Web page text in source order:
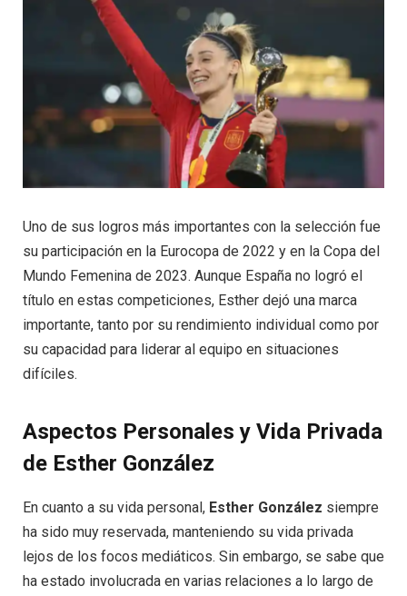
Uno de sus logros más importantes con la selección fue
su participación en la Eurocopa de 2022 y en la Copa del
Mundo Femenina de 2023. Aunque España no logró el
título en estas competiciones, Esther dejó una marca
importante, tanto por su rendimiento individual como por
su capacidad para liderar al equipo en situaciones
difíciles.
Aspectos Personales y Vida Privada
de Esther González
En cuanto a su vida personal, Esther González siempre
ha sido muy reservada, manteniendo su vida privada
lejos de los focos mediáticos. Sin embargo, se sabe que
ha estado involucrada en varias relaciones a lo largo de